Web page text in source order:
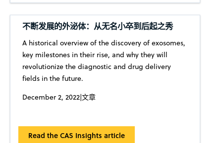
不断发展的外泌体：从无名小卒到后起之秀
A historical overview of the discovery of exosomes,
key milestones in their rise, and why they will
revolutionize the diagnostic and drug delivery
fields in the future.
December 2, 2022|文章
Read the CAS Insights article